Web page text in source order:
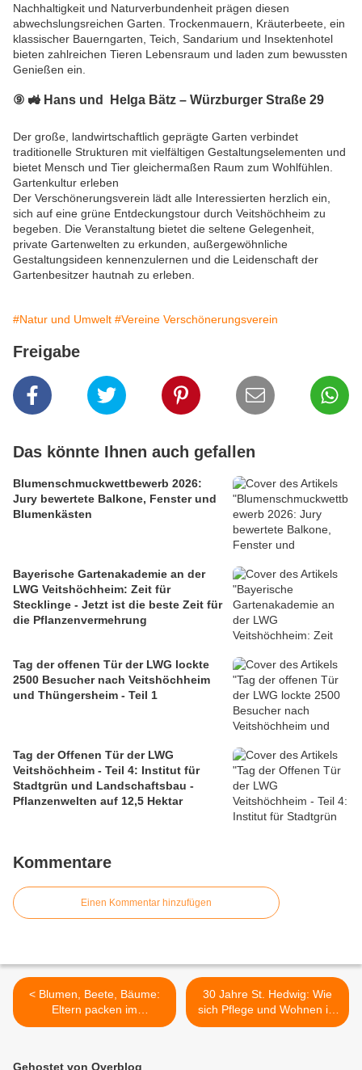
Nachhaltigkeit und Naturverbundenheit prägen diesen
abwechslungsreichen Garten. Trockenmauern, Kräuterbeete, ein
klassischer Bauerngarten, Teich, Sandarium und Insektenhotel
bieten zahlreichen Tieren Lebensraum und laden zum bewussten
Genießen ein.
⑨ 🚜 Hans und Helga Bätz – Würzburger Straße 29
Der große, landwirtschaftlich geprägte Garten verbindet
traditionelle Strukturen mit vielfältigen Gestaltungselementen und
bietet Mensch und Tier gleichermaßen Raum zum Wohlfühlen.
Gartenkultur erleben
Der Verschönerungsverein lädt alle Interessierten herzlich ein,
sich auf eine grüne Entdeckungstour durch Veitshöchheim zu
begeben. Die Veranstaltung bietet die seltene Gelegenheit,
private Gartenwelten zu erkunden, außergewöhnliche
Gestaltungsideen kennenzulernen und die Leidenschaft der
Gartenbesitzer hautnah zu erleben.
#Natur und Umwelt #Vereine Verschönerungsverein
Freigabe
Das könnte Ihnen auch gefallen
Blumenschmuckwettbewerb 2026:
Jury bewertete Balkone, Fenster und
Blumenkästen
Bayerische Gartenakademie an der
LWG Veitshöchheim: Zeit für
Stecklinge - Jetzt ist die beste Zeit für
die Pflanzenvermehrung
Tag der offenen Tür der LWG lockte
2500 Besucher nach Veitshöchheim
und Thüngersheim - Teil 1
Tag der Offenen Tür der LWG
Veitshöchheim - Teil 4: Institut für
Stadtgrün und Landschaftsbau -
Pflanzenwelten auf 12,5 Hektar
Kommentare
Einen Kommentar hinzufügen
< Blumen, Beete, Bäume:
Eltern packen im
Kindergarten St. Martin mit
30 Jahre St. Hedwig: Wie
sich Pflege und Wohnen im
Alter verändert haben >
Gehostet von Overblog